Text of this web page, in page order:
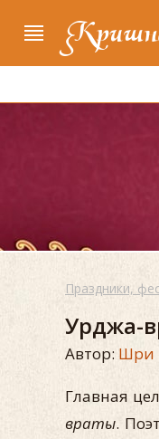
Праздники,
Урджа-
Автор: Шри
Главная
враты.